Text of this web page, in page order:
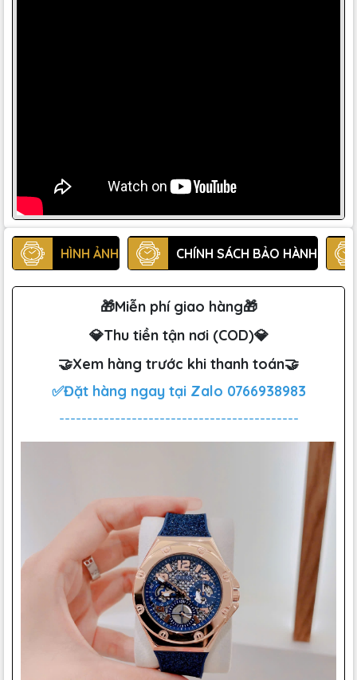
HÌNH ẢNH CHÍNH SÁCH BẢO HÀNH
🎁Miễn phí giao hàng🎁
💎Thu tiền tận nơi (COD)💎
🤝Xem hàng trước khi thanh toán🤝
✅Đặt hàng ngay tại Zalo 0766938983
-------------------------------------------